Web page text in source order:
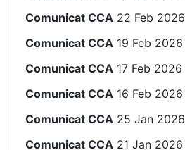
Comunicat CCA 22 Feb 2026
Comunicat CCA 19 Feb 2026
Comunicat CCA 17 Feb 2026
Comunicat CCA 16 Feb 2026
Comunicat CCA 25 Jan 2026
Comunicat CCA 21 Jan 2026